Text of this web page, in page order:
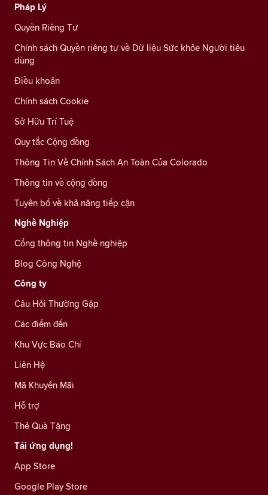
Pháp Lý
Quyền Riêng Tư
Chính sách Quyền riêng tư về Dữ liệu Sức khỏe Người tiêu
dùng
Điều khoản
Chính sách Cookie
Sở Hữu Trí Tuệ
Quy tắc Cộng đồng
Thông Tin Về Chính Sách An Toàn Của Colorado
Thông tin về cộng đồng
Tuyên bố về khả năng tiếp cận
Nghề Nghiệp
Cổng thông tin Nghề nghiệp
Blog Công Nghệ
Công ty
Câu Hỏi Thường Gặp
Các điểm đến
Khu Vực Báo Chí
Liên Hệ
Mã Khuyến Mãi
Hỗ trợ
Thẻ Quà Tặng
Tải ứng dụng!
App Store
Google Play Store